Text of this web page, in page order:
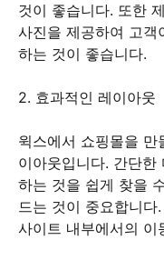
것이 좋습니다. 또한
사진을 제공하여 고
하는 것이 좋습니다.
2. 효과적인 레이아웃
윅스에서 쇼핑몰을
이아웃입니다. 간단한
하는 것을 쉽게 찾을
드는 것이 중요합니다
사이트 내부에서의 이